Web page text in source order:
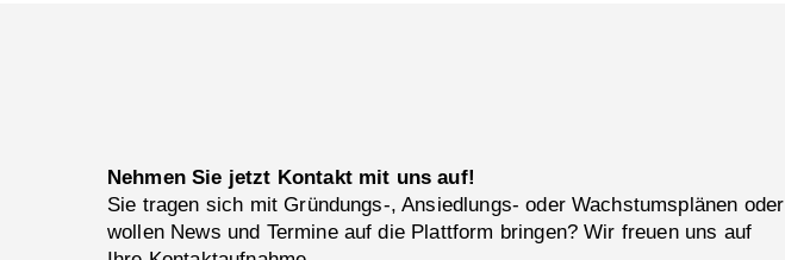
Nehmen Sie jetzt Kontakt mit uns auf!
Sie tragen sich mit Gründungs-, Ansiedlungs- oder Wachstumsplänen oder
wollen News und Termine auf die Plattform bringen? Wir freuen uns auf